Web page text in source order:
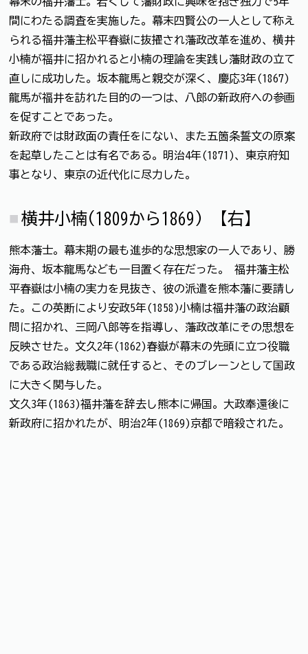
間にわたる調査を実施した。幕末四賢公の一人として称え
られる福井藩主松平春嶽に抜擢され藩政改革を進め、横井
小楠が福井に招かれると小楠の理論を実践し藩財政の立て
直しに成功した。坂本龍馬と親交が深く、慶応3年(1867)
龍馬が福井を訪れた目的の一つは、八郎の新政府への参画
を促すことであった。
新政府では財政面の責任をにない、また五箇条誓文の原案
を起草したことは有名である。明治4年(1871)、東京府知
事となり、東京の近代化に尽力した。
横井小楠(1809から1869) 【右】
熊本藩士。幕末期の最も進歩的な思想家の一人であり、勝
海舟、坂本龍馬なども一目置く存在だった。 福井藩主松
平春嶽は小楠の実力を見抜き、彼の派遣を熊本藩に要請し
た。この英断により安政5年(1858)小楠は福井藩の政治顧
問に招かれ、三岡八郎等を指導し、藩政改革にその思想を
反映させた。文久2年(1862)春嶽が幕末の先頭に立つ役職
である政治総裁職に就任すると、そのブレーンとして国政
に大きく関与した。
文久3年(1863)福井藩を辞去し熊本に帰国。大政奉還後に
新政府に招かれたが、明治2年(1869)京都で暗殺された。